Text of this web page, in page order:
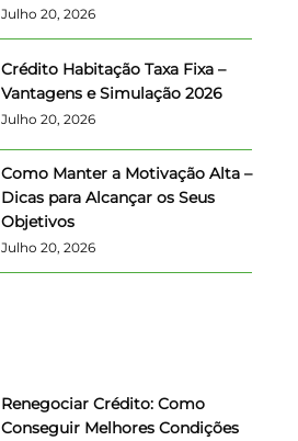
Julho 20, 2026
Crédito Habitação Taxa Fixa –
Vantagens e Simulação 2026
Julho 20, 2026
Como Manter a Motivação Alta –
Dicas para Alcançar os Seus
Objetivos
Julho 20, 2026
Renegociar Crédito: Como
Conseguir Melhores Condições